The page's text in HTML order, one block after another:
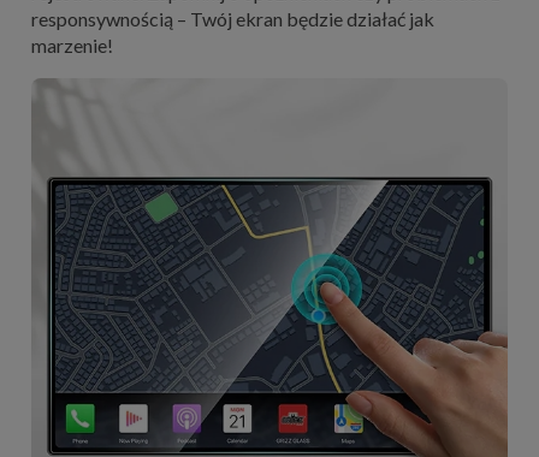
responsywnością – Twój ekran będzie działać jak
marzenie!